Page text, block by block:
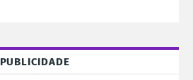
PUBLICIDADE